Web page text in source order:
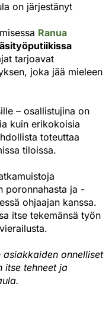
on järjestänyt
Ranua
tarjoavat
joka jää mieleen
– osallistujina on
kuin erikokoisia
toteuttaa
tiloissa.
poronnahasta ja -
ohjaajan kanssa.
itse tekemänsä työn
onnelliset
itse tehneet ja